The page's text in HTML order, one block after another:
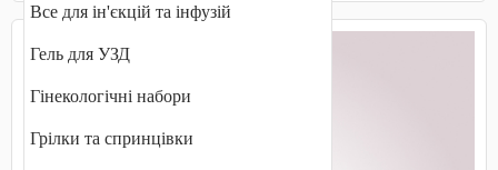
Все для ін'єкцій та інфузій
Гель для УЗД
Гінекологічні набори
Грілки та спринцівки